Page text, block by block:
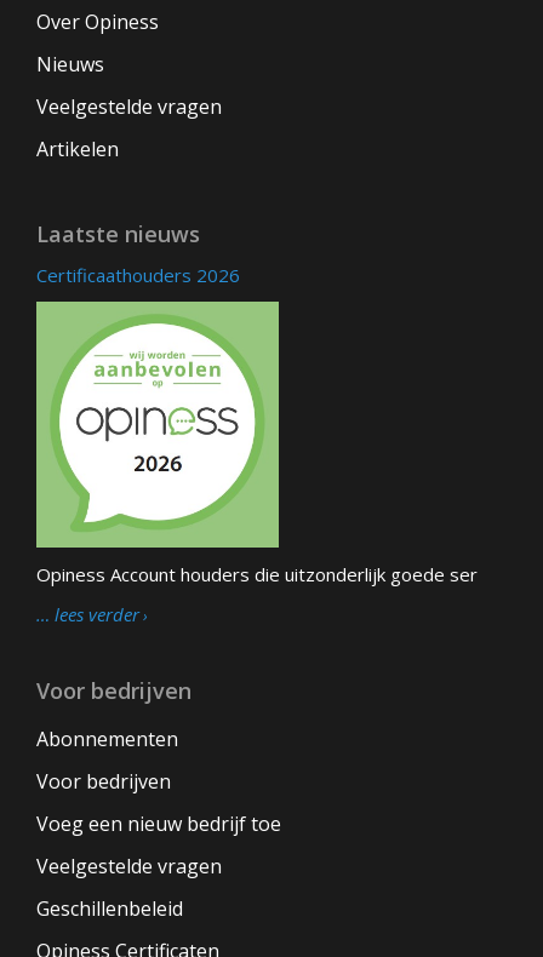
Over Opiness
Nieuws
Veelgestelde vragen
Artikelen
Laatste nieuws
Certificaathouders 2026
Opiness Account houders die uitzonderlijk goede ser
… lees verder
Voor bedrijven
Abonnementen
Voor bedrijven
Voeg een nieuw bedrijf toe
Veelgestelde vragen
Geschillenbeleid
Opiness Certificaten